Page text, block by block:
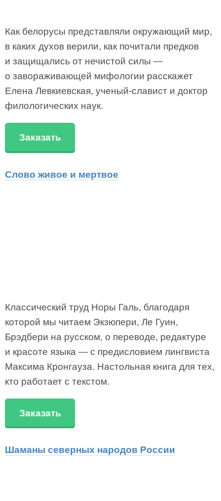
Как белорусы представляли окружающий мир,
в каких духов верили, как почитали предков
и защищались от нечистой силы —
о завораживающей мифологии расскажет
Елена Левкиевская, ученый-славист и доктор
филологических наук.
Заказать
Слово живое и мертвое
Классический труд Норы Галь, благодаря
которой мы читаем Экзюпери, Ле Гуин,
Брэдбери на русском, о переводе, редактуре
и красоте языка — с предисловием лингвиста
Максима Кронгауза. Настольная книга для тех,
кто работает с текстом.
Заказать
Шаманы северных народов России